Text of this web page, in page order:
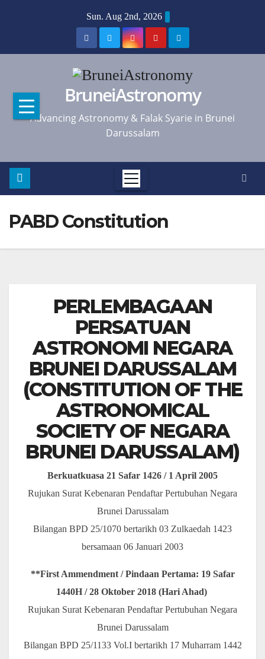
Sun. Aug 2nd, 2026
BruneiAstronomy
Advancing Astronomy & Falak Syarie in Brunei
Darussalam
PABD Constitution
PERLEMBAGAAN
PERSATUAN
ASTRONOMI NEGARA
BRUNEI DARUSSALAM
(CONSTITUTION OF THE
ASTRONOMICAL
SOCIETY OF NEGARA
BRUNEI DARUSSALAM)
Berkuatkuasa 21 Safar 1426 / 1 April 2005
Rujukan Surat Kebenaran Pendaftar Pertubuhan Negara
Brunei Darussalam
Bilangan BPD 25/1070 bertarikh 03 Zulkaedah 1423
bersamaan 06 Januari 2003
**First Ammendment / Pindaan Pertama: 19 Safar
1440H / 28 Oktober 2018 (Hari Ahad)
Rujukan Surat Kebenaran Pendaftar Pertubuhan Negara
Brunei Darussalam
Bilangan BPD 25/1133 Vol.I bertarikh 17 Muharram 1442